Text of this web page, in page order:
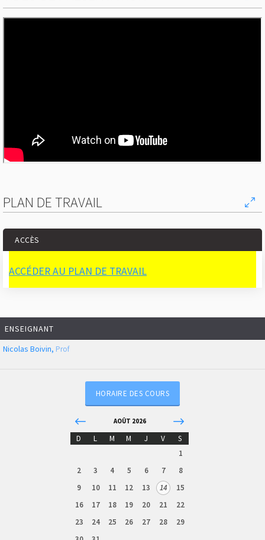
PLAN DE TRAVAIL
ACCÈS
ACCÉDER AU PLAN DE TRAVAIL
ENSEIGNANT
Nicolas Boivin, Prof
HORAIRE DES COURS
AOÛT 2026
D L M M J V
S
1
2
3 4 5 6 7
8
9
10 11 12 13 14
15
16
17 18 19 20 21
22
23
24 25 26 27 28
29